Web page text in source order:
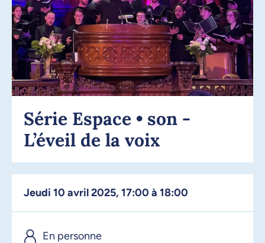
Série Espace • son -
L’éveil de la voix
jeudi 10 avril 2025, 17:00 à 18:00
En personne